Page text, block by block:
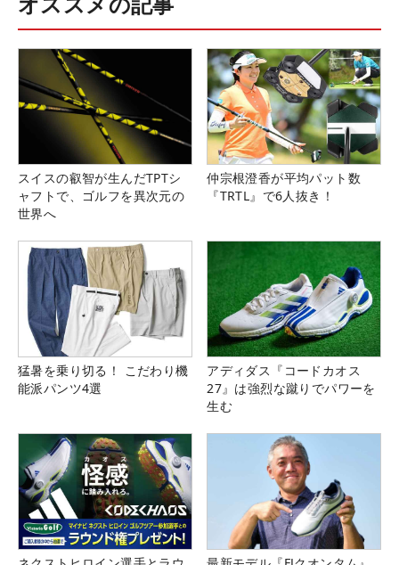
スイスの叡智が生んだTPTシ
ャフトで、ゴルフを異次元の
世界へ
仲宗根澄香が平均パット数
『TRTL』で6人抜き！
猛暑を乗り切る！ こだわり機
能派パンツ4選
アディダス『コードカオス
27』は強烈な蹴りでパワーを
生む